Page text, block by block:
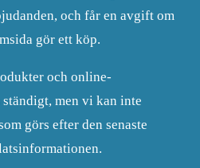
och får en avgift om
gör ett köp.
och online-
men vi kan inte
görs efter den senaste